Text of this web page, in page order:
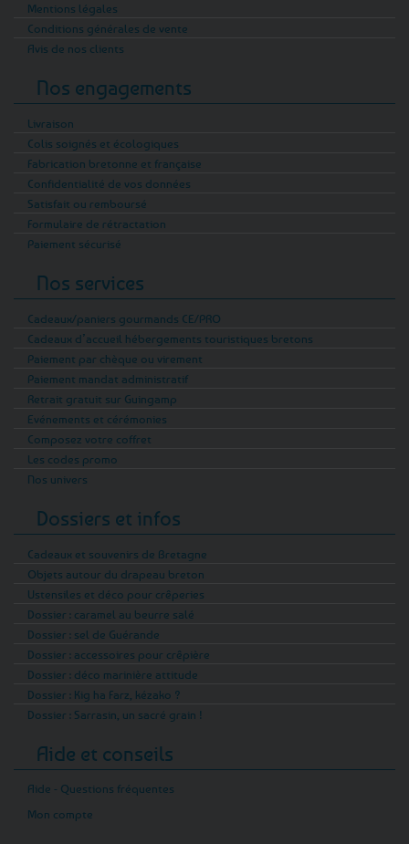
Mentions légales
Conditions générales de vente
Avis de nos clients
Nos engagements
Livraison
Colis soignés et écologiques
Fabrication bretonne et française
Confidentialité de vos données
Satisfait ou remboursé
Formulaire de rétractation
Paiement sécurisé
Nos services
Cadeaux/paniers gourmands CE/PRO
Cadeaux d’accueil hébergements touristiques bretons
Paiement par chèque ou virement
Paiement mandat administratif
Retrait gratuit sur Guingamp
Evénements et cérémonies
Composez votre coffret
Les codes promo
Nos univers
Dossiers et infos
Cadeaux et souvenirs de Bretagne
Objets autour du drapeau breton
Ustensiles et déco pour crêperies
Dossier : caramel au beurre salé
Dossier : sel de Guérande
Dossier : accessoires pour crêpière
Dossier : déco marinière attitude
Dossier : Kig ha Farz, kézako ?
Dossier : Sarrasin, un sacré grain !
Aide et conseils
Aide - Questions fréquentes
Mon compte